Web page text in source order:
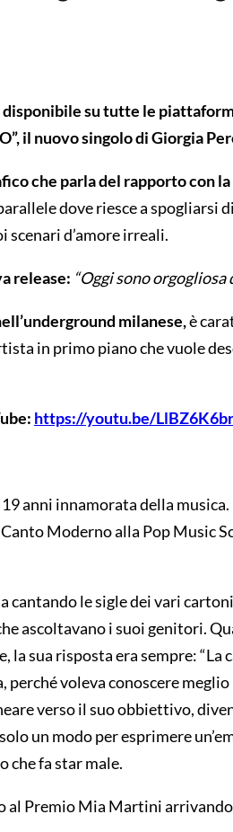
disponibile su tutte le
il nuovo singolo di Giorgia
che parla del rapporto con
dove riesce a spogliarsi
d’amore irreali.
release: “Oggi sono orgogliosa
milanese,è
in primo piano che vuole
https://youtu.be/
anni innamorata della
Moderno alla Pop Music
cantando le sigle dei vari
ascoltavano i suoi genitori.
la sua risposta era sempre: “La
perché voleva conoscere
verso il suo obbiettivo,
un modo per esprimere
che fa star male.
al Premio Mia Martini